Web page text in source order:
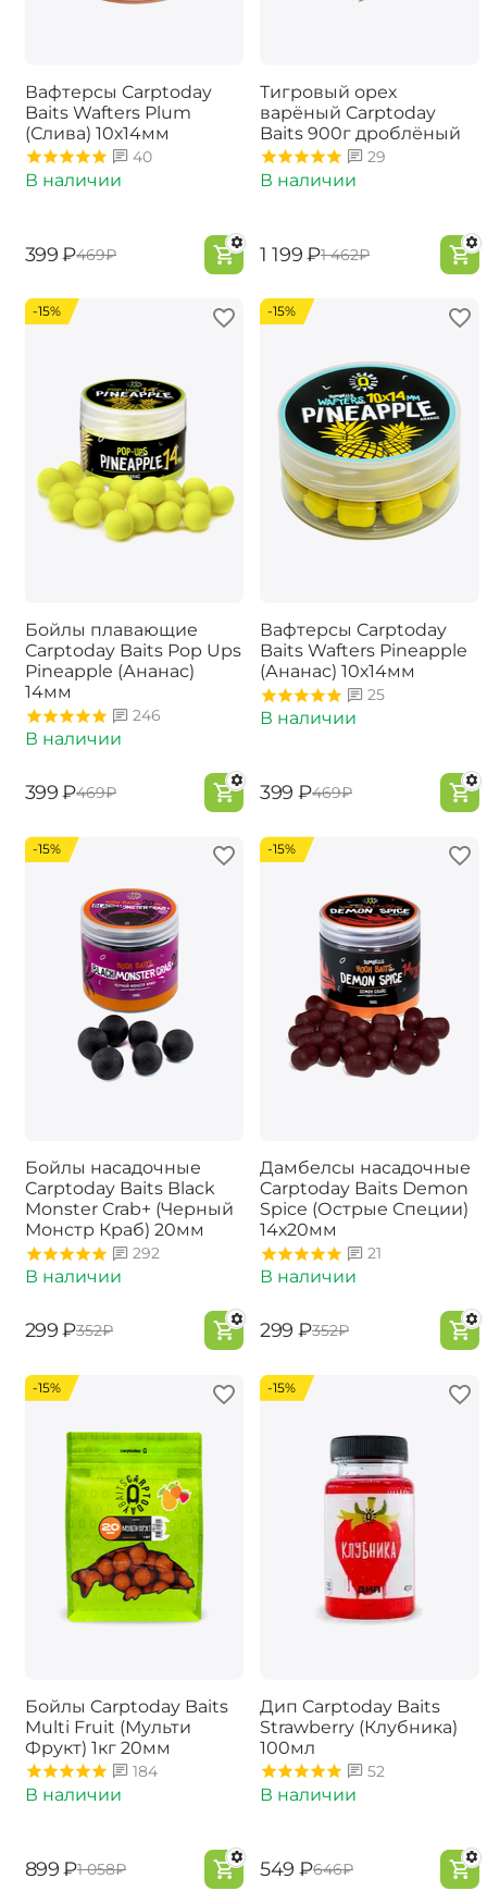
Вафтерсы Carptoday
Baits Wafters Plum
(Слива) 10х14мм
40
В наличии
‍399‍ ₽‍469‍₽
Тигровый орех
варёный Carptoday
Baits 900г дроблёный
29
В наличии
‍1 199‍₽‍1 462‍₽
-15%
Бойлы плавающие
Carptoday Baits Pop Ups
Pineapple (Ананас)
14мм
246
В наличии
‍399‍ ₽‍469‍₽
-15%
Вафтерсы Carptoday
Baits Wafters Pineapple
(Ананас) 10х14мм
25
В наличии
‍399‍ ₽‍469‍₽
-15%
Бойлы насадочные
Carptoday Baits Black
Monster Crab+ (Черный
Монстр Краб) 20мм
292
В наличии
‍299‍ ₽‍352‍₽
-15%
Дамбелсы насадочные
Carptoday Baits Demon
Spice (Острые Специи)
14х20мм
21
В наличии
‍299‍ ₽‍352‍₽
-15%
Бойлы Carptoday Baits
Multi Fruit (Мульти
Фрукт) 1кг 20мм
184
В наличии
‍899‍ ₽‍1 058‍₽
-15%
Дип Carptoday Baits
Strawberry (Клубника)
100мл
52
В наличии
‍549‍ ₽‍646‍₽